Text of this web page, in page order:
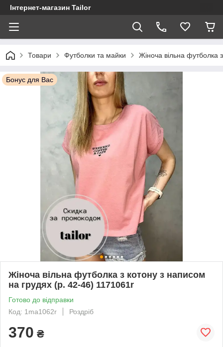
Інтернет-магазин Tailor
Товари Футболки та майки Жіноча вільна футболка
Бонус для Вас
Жіноча вільна футболка з котону з написом
на грудях (р. 42-46) 1171061r
Готово до відправки
Код: 1ma1062r
Роздріб
370 ₴